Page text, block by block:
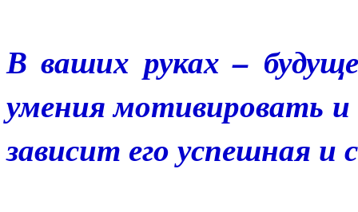
В ваших руках –
умения мотивировать и
зависит его успешная и